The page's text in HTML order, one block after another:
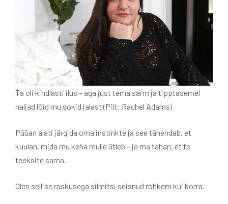
Ta oli kindlasti ilus – aga just tema sarm ja tipptasemel
naljad lõid mu sokid jalast (Pilt: Rachel Adams)
Püüan alati järgida oma instinkte ja see tähendab, et
kuulan, mida mu keha mulle ütleb – ja ma tahan, et te
teeksite sama.
Olen sellise raskusega silmitsi seisnud rohkem kui korra.